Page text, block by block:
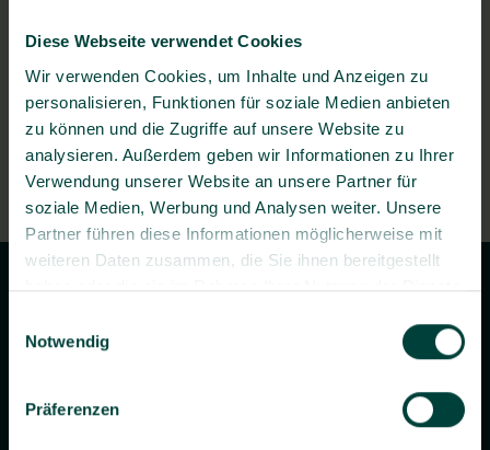
Diese Webseite verwendet Cookies
Wir verwenden Cookies, um Inhalte und Anzeigen zu
personalisieren, Funktionen für soziale Medien anbieten
zu können und die Zugriffe auf unsere Website zu
analysieren. Außerdem geben wir Informationen zu Ihrer
Verwendung unserer Website an unsere Partner für
soziale Medien, Werbung und Analysen weiter. Unsere
Partner führen diese Informationen möglicherweise mit
weiteren Daten zusammen, die Sie ihnen bereitgestellt
haben oder die sie im Rahmen Ihrer Nutzung der Dienste
Notwendig
Präferenzen
Mail.gz-marktredwitz@bg-prevent.de
Sie brauchen jetzt
Unterstützung?
Wir unterstützen Sie gerne.
Jetzt
Termin
finden
Bleiben Sie informiert!
Fachwissen und praxisnahe Tipps rund um Sicherheit